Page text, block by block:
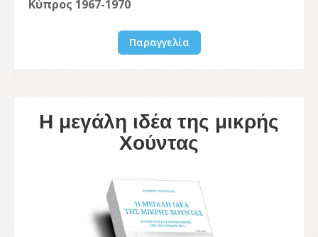
Κύπρος 1967-1970
Παραγγελία
Η μεγάλη ιδέα της μικρής
Χούντας